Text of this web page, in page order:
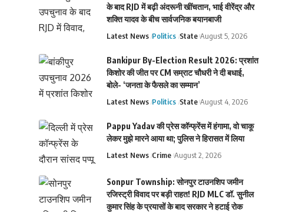
के बाद RJD में बढ़ी अंदरूनी खींचतान, भाई वीरेंद्र और
शक्ति यादव के बीच सार्वजनिक बयानबाजी
Latest News Politics State August 5, 2026
Bankipur By-Election Result 2026: प्रशांत
किशोर की जीत पर CM सम्राट चौधरी ने दी बधाई,
बोले- ‘जनता के फैसले का सम्मान’
Latest News Politics State August 4, 2026
Pappu Yadav की प्रेस कॉन्फ्रेंस में हंगामा, वो चाकू
लेकर मुझे मारने आया था; पुलिस ने हिरासत में लिया
Latest News Crime August 2, 2026
Sonpur Township: सोनपुर टाउनशिप जमीन
रजिस्ट्री विवाद पर बड़ी राहत! RJD MLC डॉ. सुनील
कुमार सिंह के प्रयासों के बाद सरकार ने हटाई रोक